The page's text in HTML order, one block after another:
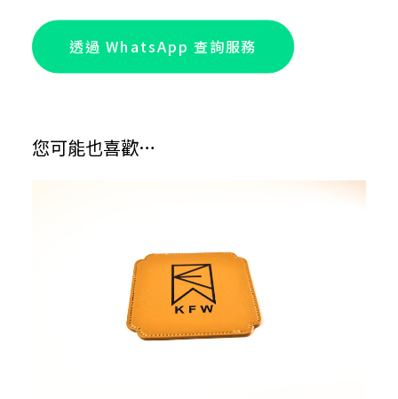
透過 WhatsApp 查詢服務
您可能也喜歡…